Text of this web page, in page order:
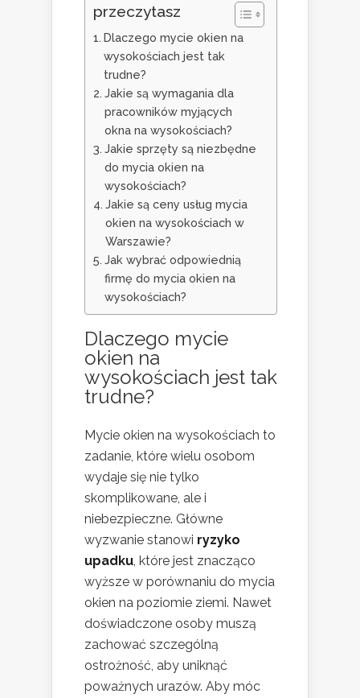
przeczytasz
Dlaczego mycie okien na
wysokościach jest tak
trudne?
Jakie są wymagania dla
pracowników myjących
okna na wysokościach?
Jakie sprzęty są niezbędne
do mycia okien na
wysokościach?
Jakie są ceny usług mycia
okien na wysokościach w
Warszawie?
Jak wybrać odpowiednią
firmę do mycia okien na
wysokościach?
Dlaczego mycie
okien na
wysokościach jest tak
trudne?
Mycie okien na wysokościach to
zadanie, które wielu osobom
wydaje się nie tylko
skomplikowane, ale i
niebezpieczne. Główne
wyzwanie stanowi ryzyko
upadku , które jest znacząco
wyższe w porównaniu do mycia
okien na poziomie ziemi. Nawet
doświadczone osoby muszą
zachować szczególną
ostrożność, aby uniknąć
poważnych urazów. Aby móc